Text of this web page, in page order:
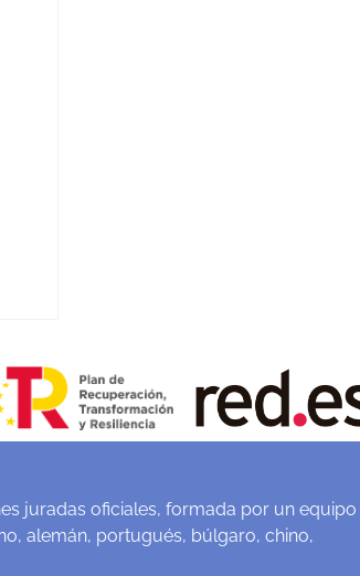
juradas oficiales, formada por un equipo
alemán, portugués, búlgaro, chino,